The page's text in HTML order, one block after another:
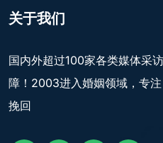
关于我们
国内外超过100家各类媒体采
障！2003进入婚姻领域，专
挽回